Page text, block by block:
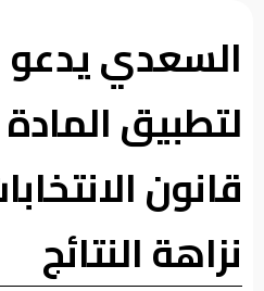
فرشة
الأسواق
وموقف
الفيديوهات
السعدي
قانون
نزاهة النتائج